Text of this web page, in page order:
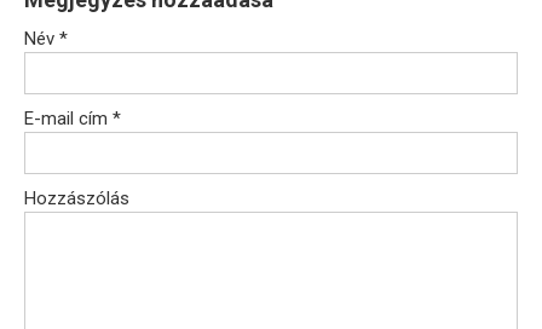
Név *
E-mail cím *
Hozzászólás